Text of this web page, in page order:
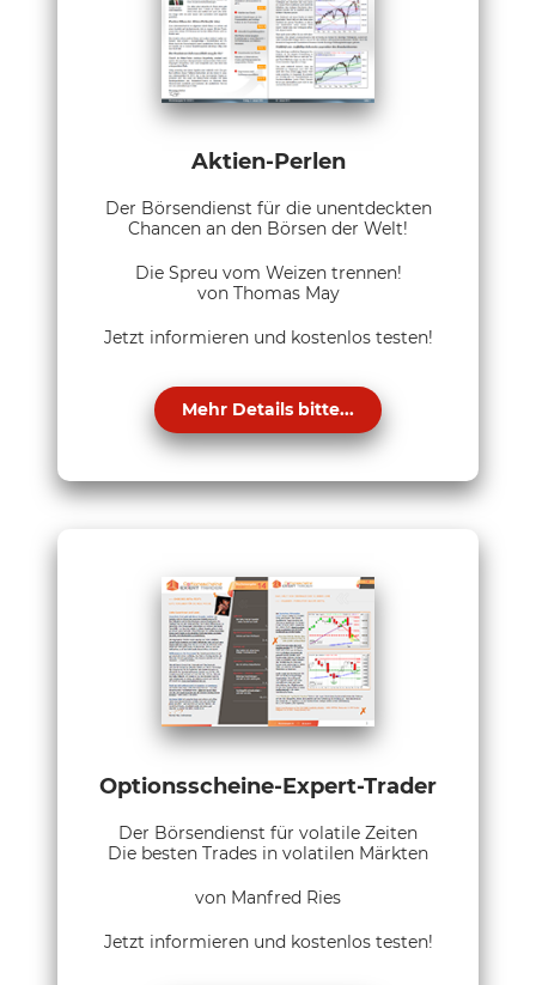
Aktien-Perlen
Der Börsendienst für die unentdeckten
Chancen an den Börsen der Welt!
Die Spreu vom Weizen trennen!
von Thomas May
Jetzt informieren und kostenlos testen!
Mehr Details bitte...
Optionsscheine-Expert-Trader
Der Börsendienst für volatile Zeiten
Die besten Trades in volatilen Märkten
von Manfred Ries
Jetzt informieren und kostenlos testen!